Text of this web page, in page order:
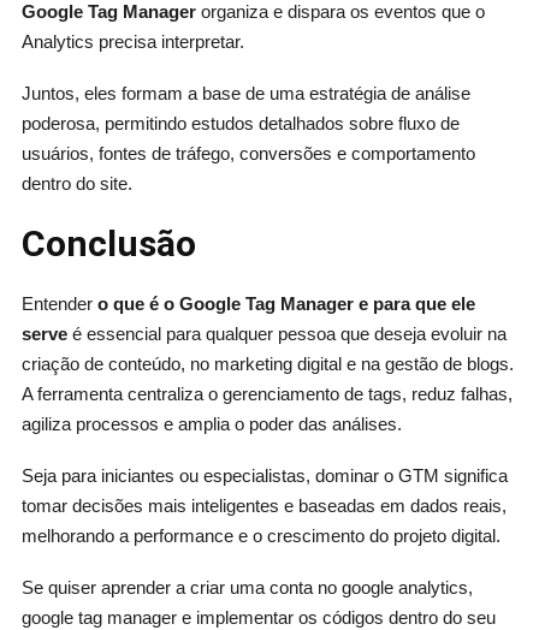
Google Tag Managerorganiza e dispara os eventos que o
Analytics precisa interpretar.
Juntos, eles formam a base de uma estratégia de análise
poderosa, permitindo estudos detalhados sobre fluxo de
usuários, fontes de tráfego, conversões e comportamento
dentro do site.
Conclusão
Entender o que é o Google Tag Manager e para que ele
serveé essencial para qualquer pessoa que deseja evoluir na
criação de conteúdo, no marketing digital e na gestão de blogs.
A ferramenta centraliza o gerenciamento de tags, reduz falhas,
agiliza processos e amplia o poder das análises.
Seja para iniciantes ou especialistas, dominar o GTM significa
tomar decisões mais inteligentes e baseadas em dados reais,
melhorando a performance e o crescimento do projeto digital.
Se quiser aprender a criar uma conta no google analytics,
google tag manager e implementar os códigos dentro do seu